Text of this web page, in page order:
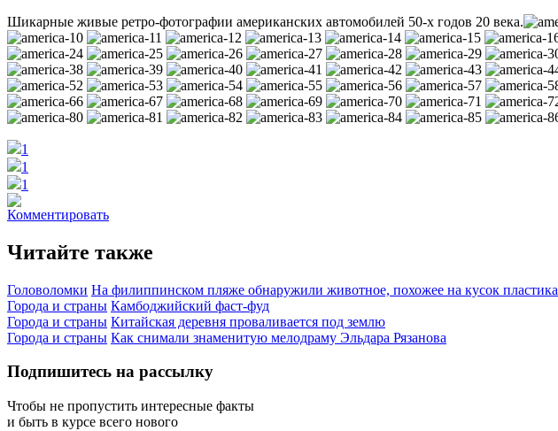
Шикарные живые ретро-фотографии американских автомобилей 50-х годов 20 века.
1
1
1
Комментировать
Читайте также
Головоломки На филиппинском пляже обнаружили животное, похожее на кусок пластика
Города и страны Камбоджийский фаст-фуд
Города и страны Китайская деревня проваливается под землю
Города и страны Как снимали знаменитую мелодраму Эльдара Рязанова
Подпишитесь на рассылку
Чтобы не пропустить интересные факты
и быть в курсе всего нового